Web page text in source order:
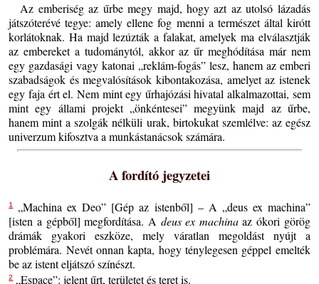
Az emberiség az űrbe megy majd, hogy azt az utolsó lázadás
játszóterévé tegye: amely ellene fog menni a természet által kirótt
korlátoknak. Ha majd lezúzták a falakat, amelyek ma elválasztják
az embereket a tudománytól, akkor az űr meghódítása már nem
egy gazdasági vagy katonai „reklám-fogás” lesz, hanem az emberi
szabadságok és megvalósítások kibontakozása, amelyet az istenek
egy faja ért el. Nem mint egy űrhajózási hivatal alkalmazottai, sem
mint egy állami projekt „önkéntesei” megyünk majd az űrbe,
hanem mint a szolgák nélküli urak, birtokukat szemlélve: az egész
univerzum kifosztva a munkástanácsok számára.
A fordító jegyzetei
1„Machina ex Deo” [Gép az istenből] – A „deus ex machina”
[isten a gépből] megfordítása. A deus ex machinaaz ókori görög
drámák gyakori eszköze, mely váratlan megoldást nyújt a
problémára. Nevét onnan kapta, hogy ténylegesen géppel emelték
be az istent eljátszó színészt.
2„Espace”: jelent űrt, területet és teret is.